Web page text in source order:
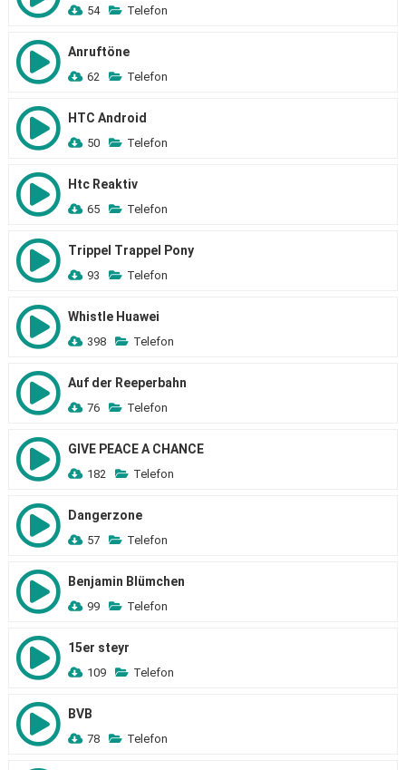
54 Telefon
Anruftöne
62 Telefon
HTC Android
50 Telefon
Htc Reaktiv
65 Telefon
Trippel Trappel Pony
93 Telefon
Whistle Huawei
398 Telefon
Auf der Reeperbahn
76 Telefon
GIVE PEACE A CHANCE
182 Telefon
Dangerzone
57 Telefon
Benjamin Blümchen
99 Telefon
15er steyr
109 Telefon
BVB
78 Telefon